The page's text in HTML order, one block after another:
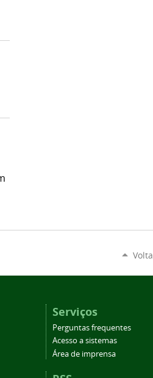
Serviços
Perguntas frequentes
Acesso a sistemas
Área de imprensa